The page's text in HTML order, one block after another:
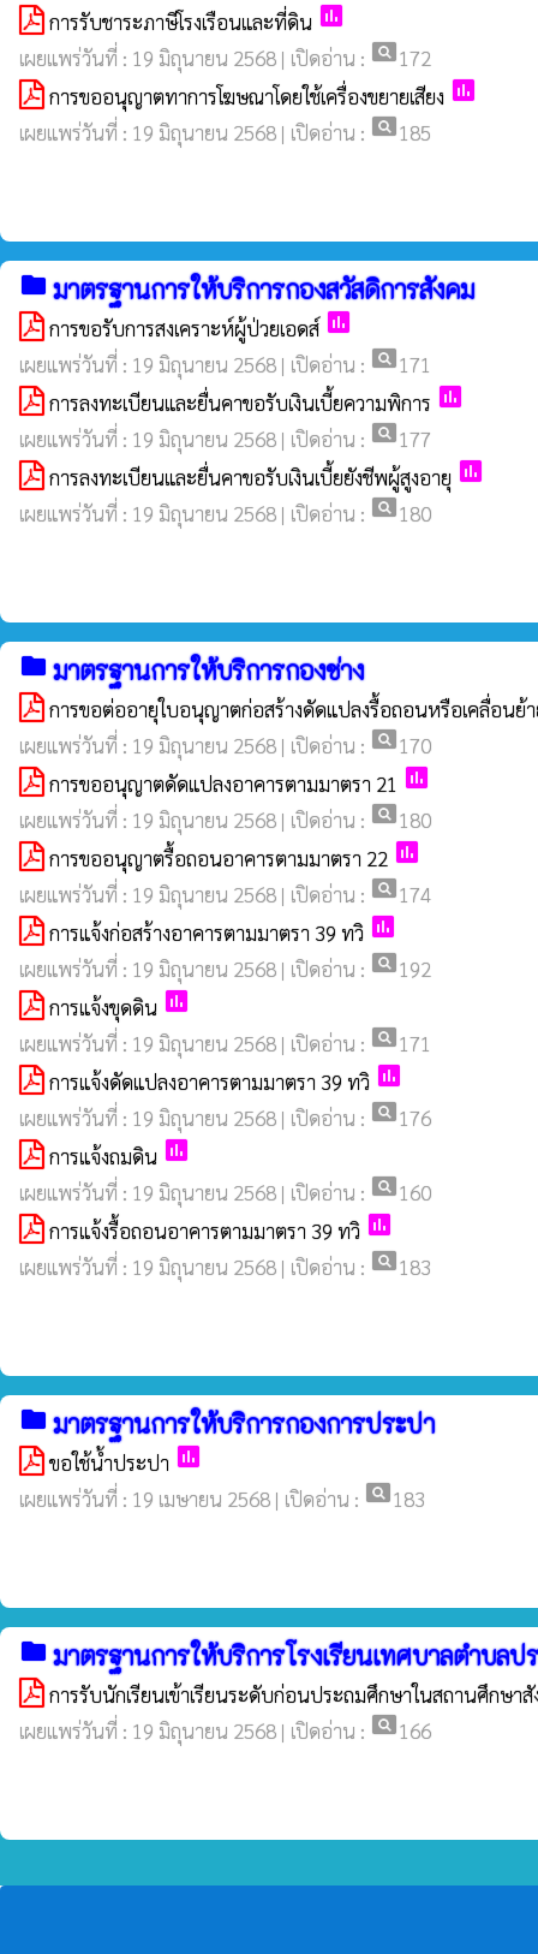
การรับชาระภาษีโรงเรือนและที่ดิน poll
เผยแพร่วันที่ : 19 มิถุนายน 2568 | เปิดอ่าน : pageview172
การขออนุญาตทาการโฆษณาโดยใช้เครื่องขยายเสียง poll
เผยแพร่วันที่ : 19 มิถุนายน 2568 | เปิดอ่าน : pageview185
folder มาตรฐานการให้บริการกองสวัสดิการสังคม
การขอรับการสงเคราะห์ผู้ป่วยเอดส์ poll
เผยแพร่วันที่ : 19 มิถุนายน 2568 | เปิดอ่าน : pageview171
การลงทะเบียนและยื่นคาขอรับเงินเบี้ยความพิการ poll
เผยแพร่วันที่ : 19 มิถุนายน 2568 | เปิดอ่าน : pageview177
การลงทะเบียนและยื่นคาขอรับเงินเบี้ยยังชีพผู้สูงอายุ poll
เผยแพร่วันที่ : 19 มิถุนายน 2568 | เปิดอ่าน : pageview180
folder มาตรฐานการให้บริการกองช่าง
การขอต่ออายุใบอนุญาตก่อสร้างดัดแปลงรื้อถอนหรือเคลื่อนย้
เผยแพร่วันที่ : 19 มิถุนายน 2568 | เปิดอ่าน : pageview170
การขออนุญาตดัดแปลงอาคารตามมาตรา 21 poll
เผยแพร่วันที่ : 19 มิถุนายน 2568 | เปิดอ่าน : pageview180
การขออนุญาตรื้อถอนอาคารตามมาตรา 22 poll
เผยแพร่วันที่ : 19 มิถุนายน 2568 | เปิดอ่าน : pageview174
การแจ้งก่อสร้างอาคารตามมาตรา 39 ทวิ poll
เผยแพร่วันที่ : 19 มิถุนายน 2568 | เปิดอ่าน : pageview192
การแจ้งขุดดิน poll
เผยแพร่วันที่ : 19 มิถุนายน 2568 | เปิดอ่าน : pageview171
การแจ้งดัดแปลงอาคารตามมาตรา 39 ทวิ poll
เผยแพร่วันที่ : 19 มิถุนายน 2568 | เปิดอ่าน : pageview176
การแจ้งถมดิน poll
เผยแพร่วันที่ : 19 มิถุนายน 2568 | เปิดอ่าน : pageview160
การแจ้งรื้อถอนอาคารตามมาตรา 39 ทวิ poll
เผยแพร่วันที่ : 19 มิถุนายน 2568 | เปิดอ่าน : pageview183
folder มาตรฐานการให้บริการกองการประปา
ขอใช้นํ้าประปา poll
เผยแพร่วันที่ : 19 เมษายน 2568 | เปิดอ่าน : pageview183
folder มาตรฐานการให้บริการโรงเรียนเทศบาลตำบลป
การรับนักเรียนเข้าเรียนระดับก่อนประถมศึกษาในสถานศึกษา
เผยแพร่วันที่ : 19 มิถุนายน 2568 | เปิดอ่าน : pageview166